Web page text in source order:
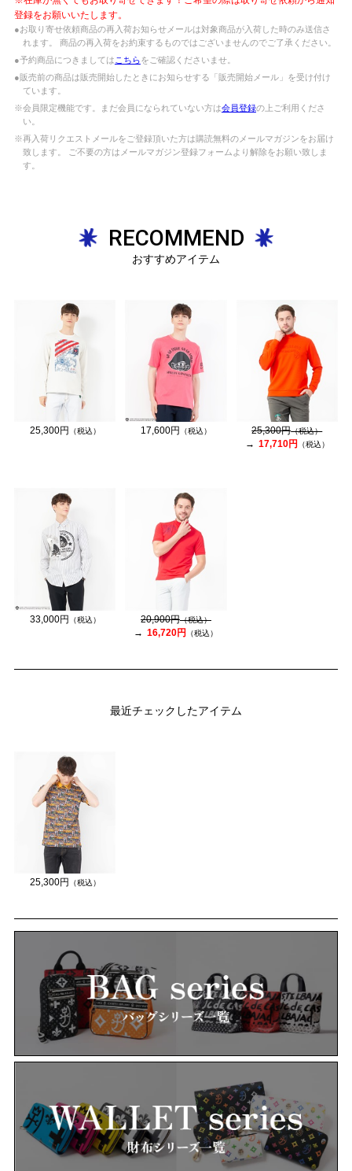
登録をお願いいたします。
●お取り寄せ依頼商品の再入荷お知らせメールは対象商品が入荷した時のみ送信さ
れます。 商品の再入荷をお約束するものではございませんのでご了承ください。
●予約商品につきましては こちらをご確認くださいませ。
●販売前の商品は販売開始したときにお知らせする「販売開始メール」を受け付け
ています。
※会員限定機能です。まだ会員になられていない方は会員登録の上ご利用くださ
い。
※再入荷リクエストメールをご登録頂いた方は購読無料のメールマガジンをお届け
致します。 ご不要の方はメールマガジン登録フォームより解除をお願い致しま
す。
RECOMMEND
おすすめアイテム
25,300円 （税込） 17,600円 （税込） 25,300円（税込）
17,710円 （税込）
33,000円 （税込） 20,900円（税込）
16,720円 （税込）
最近チェックしたアイテム
25,300円 （税込）